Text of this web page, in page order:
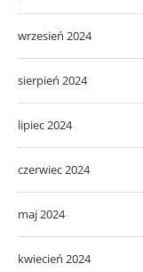
wrzesień 2024
sierpień 2024
lipiec 2024
czerwiec 2024
maj 2024
kwiecień 2024